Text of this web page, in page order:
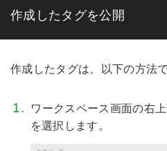
作成したタグを公開
作成したタグは、以下の方法
ワークスペース画面の右
を選択します。